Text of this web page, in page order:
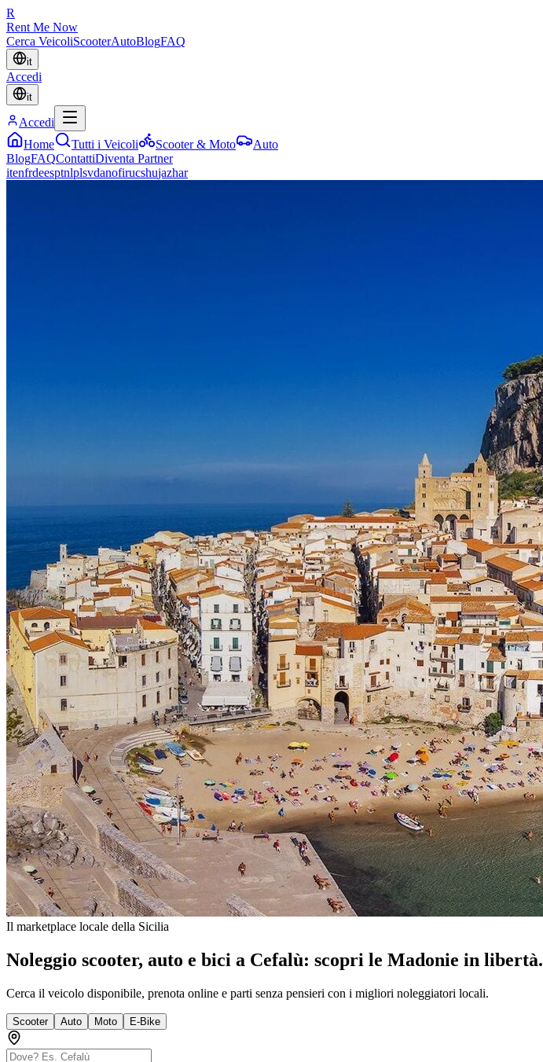
R
Rent Me Now
Cerca VeicoliScooterAutoBlogFAQ
it
Accedi
it
Accedi
Home
Tutti i Veicoli Scooter & Moto
Auto
BlogFAQContattiDiventa Partner
itenfrdeesptnlplsvdanofirucshujazhar
Il marketplace locale della Sicilia
Noleggio scooter, auto e bici a Cefalù: scopri le Madonie in libertà.
Cerca il veicolo disponibile, prenota online e parti senza pensieri con i migliori noleggiatori locali.
Scooter Auto Moto E-Bike